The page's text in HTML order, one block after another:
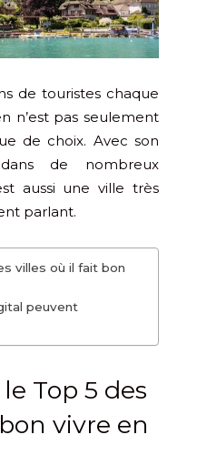
de touristes chaque
n’est pas seulement
de choix. Avec son
de nombreux
aussi une ville très
parlant.
villes où il fait bon
peuvent
Top 5 des
vivre en